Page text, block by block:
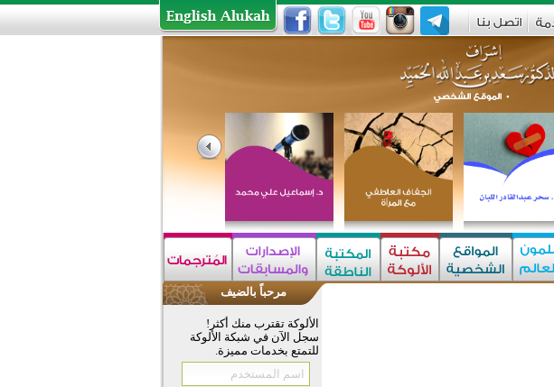
مرحباً بالضيف
الألوكة تقترب منك أكثر!
سجل الآن في شبكة الألوكة
للتمتع بخدمات مميزة.